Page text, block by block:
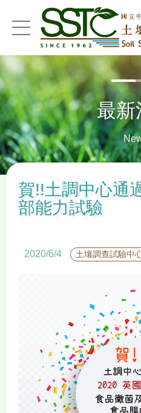
menu
最新
賀!!土調中心通
部能力試驗
2020/6/4 土壤調查試驗中